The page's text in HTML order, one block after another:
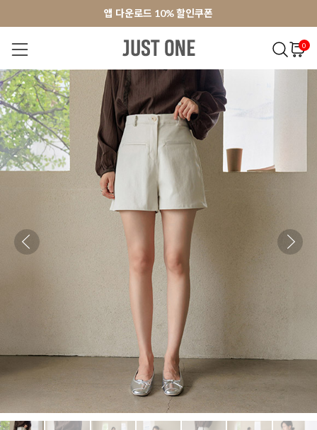
앱 다운로드 10% 할인쿠폰
회원가입 쿠폰 3000원
앱 다운로드 10% 할인쿠폰
회원가입 쿠폰 3000원
0
NEW 7% BEST 오늘출발 MADE . J 상의